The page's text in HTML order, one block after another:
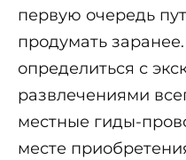
первую очередь
продумать
определиться с
развлечениями
местные гиды-
месте